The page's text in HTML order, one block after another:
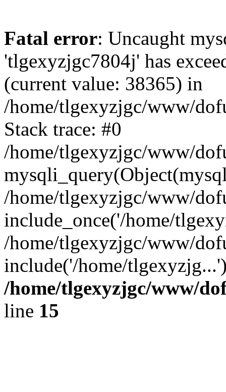
Fatal error: Uncaught
'tlgexyzjgc7804j' has
(current value: 38365) in
/home/tlgexyzjgc/www/
Stack trace: #0
/home/tlgexyzjgc/www/
/home/tlgexyzjgc/www/
include_once('/home/
/home/tlgexyzjgc/www/
include('/home/
/home/tlgexyzjgc/www/
line 15